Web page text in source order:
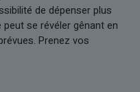
de dépenser plus
se révéler gênant en
Prenez vos